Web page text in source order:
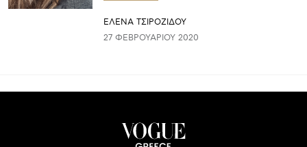
ΈΛΕΝΑ ΤΣΙΡΟΖΊΔΟΥ
27 ΦΕΒΡΟΥΑΡΊΟΥ 2020